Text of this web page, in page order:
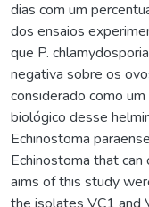
dias com um
dos ensaios
que P.
negativa sobre os
considerado como
biológico desse
Echinostoma
Echinostoma that can
aims of this study